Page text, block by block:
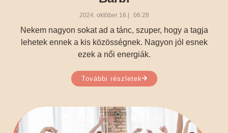
2024. október 16. 06:28
Nekem nagyon sokat ad a tánc, szuper, hogy a tagja
lehetek ennek a kis közösségnek. Nagyon jól esnek
ezek a női energiák.
További részletek